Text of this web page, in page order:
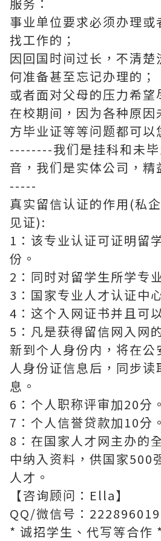
事业单位要求必须办理或
找工作的；
因回国时间过长，不清楚
何准备甚至忘记办理的；
或者面对父母的压力希望
在校期间，因为各种原因
方毕业证等等问题都可以
--------我们是挂科和未毕
音，我们是实体公司，
-----
真实留信认证的作用(私
见证):
1：该专业认证可证明留
份。
2：同时对留学生所学专
3：国家专业人才认证中
4：这个入网证书并且可
5：凡是获得留信网入网
新到个人身份内，将在公
人身份证信息后，同步读
息。
6：个人职称评审加20分。
7：个人信誉贷款加10分。
8：在国家人才网主办的
中纳入资料，供国家500
人才。
【咨询顾问：Ella】
QQ/微信号：
* 诚招学生、代写等合作 *